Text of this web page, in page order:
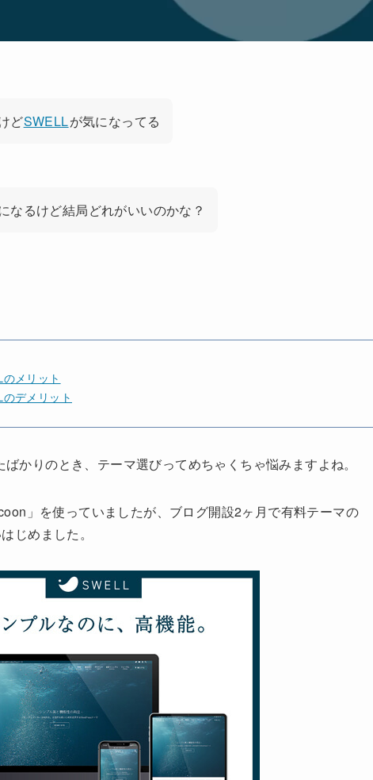
どSWELLが気になってる
なるけど結局どれがいいのかな？
メリット
デメリット
かりのとき、テーマ選びってめちゃくちゃ悩みますよね。
」を使っていましたが、ブログ開設2ヶ月で有料テーマの
じめました。